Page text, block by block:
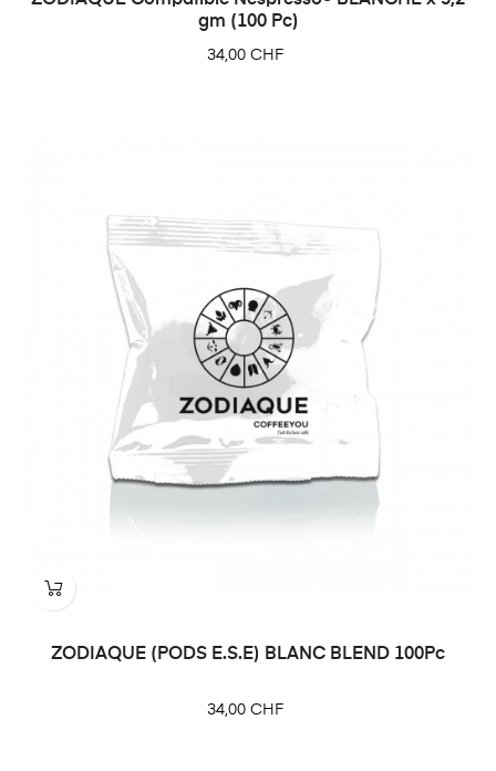
gm (100 Pc)
Prix
34,00 CHF
ZODIAQUE (PODS E.S.E) BLANC BLEND 100Pc
Prix
34,00 CHF